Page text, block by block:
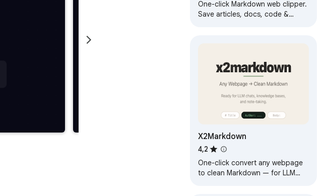
One-click Markdown web clipper.
Save articles, docs, code &
X2Markdown
4,2
One-click convert any webpage
to clean Markdown — for LLM